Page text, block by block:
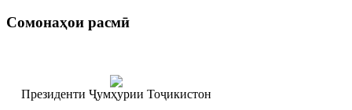
Сомонаҳои расмӣ
Президенти Ҷумҳурии Тоҷикистон